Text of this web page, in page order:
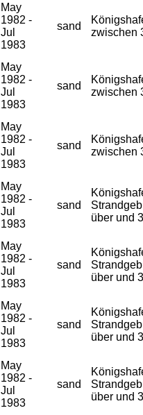
May
1982 -
Jul
1983
sand
zwischen
May
1982 -
Jul
1983
sand
zwischen
May
1982 -
Jul
1983
sand
zwischen
May
1982 -
Jul
1983
sand
über und
May
1982 -
Jul
1983
sand
über und
May
1982 -
Jul
1983
sand
über und
May
1982 -
Jul
1983
sand
über und